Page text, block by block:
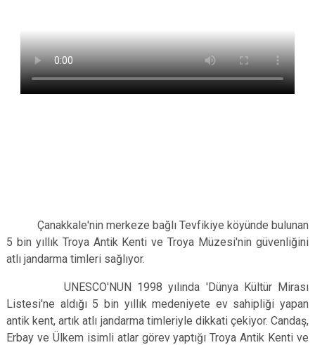
Çanakkale'nin merkeze bağlı Tevfikiye köyünde bulunan
5 bin yıllık Troya Antik Kenti ve Troya Müzesi'nin güvenliğini
atlı jandarma timleri sağlıyor.
UNESCO'NUN 1998 yılında 'Dünya Kültür Mirası
Listesi'ne aldığı 5 bin yıllık medeniyete ev sahipliği yapan
antik kent, artık atlı jandarma timleriyle dikkati çekiyor. Candaş,
Erbay ve Ülkem isimli atlar görev yaptığı Troya Antik Kenti ve